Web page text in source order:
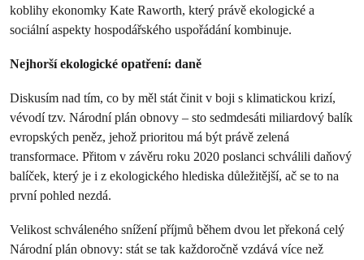
koblihy ekonomky Kate Raworth, který právě ekologické a
sociální aspekty hospodářského uspořádání kombinuje.
Nejhorší ekologické opatření: daně
Diskusím nad tím, co by měl stát činit v boji s klimatickou krizí,
vévodí tzv. Národní plán obnovy – sto sedmdesáti miliardový balík
evropských peněz, jehož prioritou má být právě zelená
transformace. Přitom v závěru roku 2020 poslanci schválili daňový
balíček, který je i z ekologického hlediska důležitější, ač se to na
první pohled nezdá.
Velikost schváleného snížení příjmů během dvou let překoná celý
Národní plán obnovy: stát se tak každoročně vzdává více než